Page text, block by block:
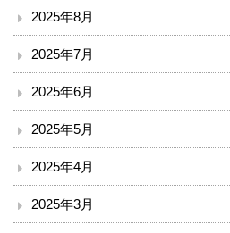
総合案内
アクセス
看護部
医事課
2025年8月
2025年7月
2025年6月
2025年5月
2025年4月
2025年3月